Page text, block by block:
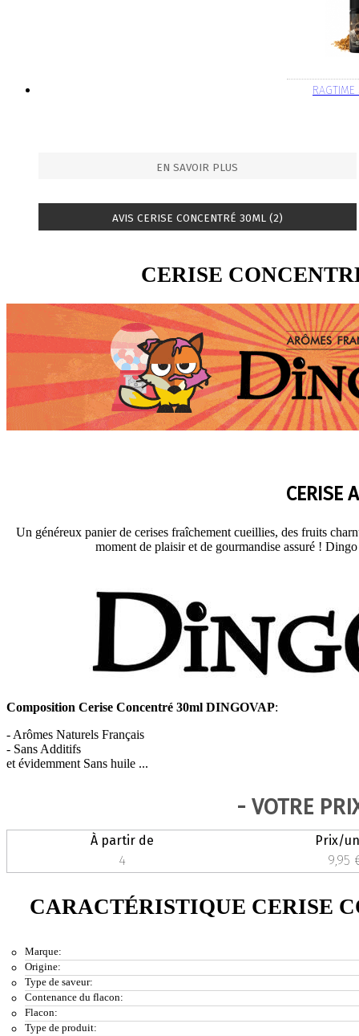
EN SAVOIR PLUS
AVIS CERISE CONCENTRÉ 30ML (2)
CERISE
CERISE
Un généreux panier de cerises fraîchement cueillies, des fruits
moment de plaisir et de gourmandise assuré !
Composition Cerise Concentré 30ml DINGOVAP:
- Arômes Naturels Français
- Sans Additifs
et évidemment Sans huile ...
- VOTRE
À partir de Prix/
4 9,95
CARACTÉRISTIQUE CERISE
Marque:
Origine:
Type de saveur:
Contenance du flacon:
Flacon:
Type de produit: